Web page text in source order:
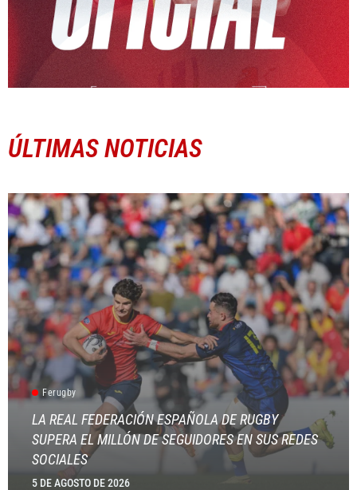
ÚLTIMAS NOTICIAS
Ferugby
LA REAL FEDERACIÓN ESPAÑOLA DE RUGBY
SUPERA EL MILLÓN DE SEGUIDORES EN SUS REDES
SOCIALES
5 DE AGOSTO DE 2026